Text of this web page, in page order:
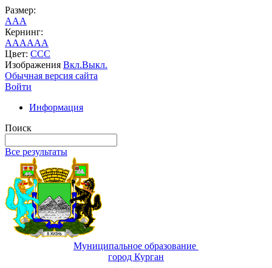
Размер:
AAA
Кернинг:
AAAAAA
Цвет: CCC
Изображения Вкл.Выкл.
Обычная версия сайта
Войти
Информация
Поиск
Все результаты
Муниципальное образование
город Курган